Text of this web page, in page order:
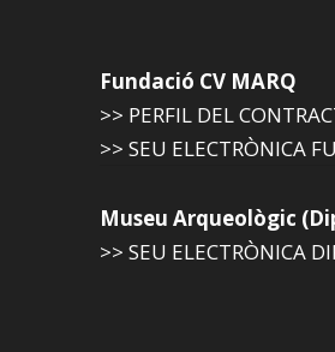
Fundació CV MARQ
>> PERFIL DEL
>> SEU ELECTRÒNICA
Museu Arqueològic
>> SEU ELECTRÒNICA